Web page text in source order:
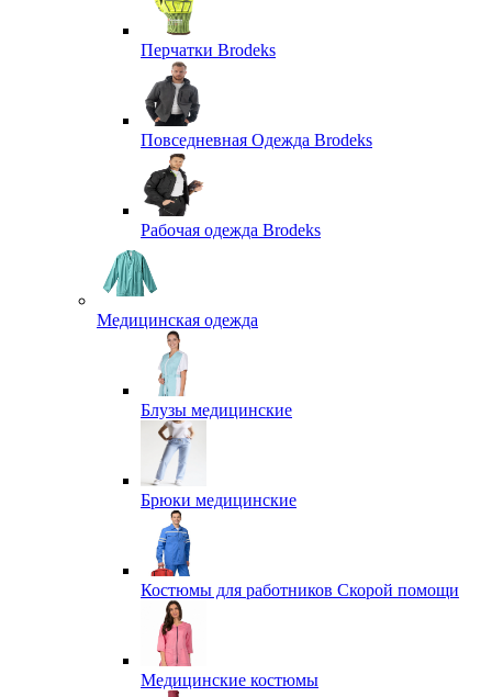
Перчатки Brodeks
Повседневная Одежда Brodeks
Рабочая одежда Brodeks
Медицинская одежда
Блузы медицинские
Брюки медицинские
Костюмы для работников Скорой помощи
Медицинские костюмы